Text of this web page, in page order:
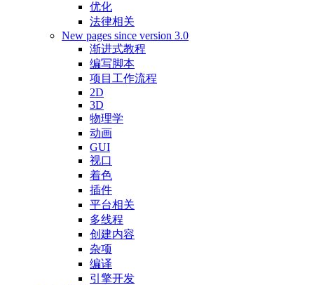
优化
法律相关
New pages since version 3.0
渐进式教程
编写脚本
项目工作流程
2D
3D
物理学
动画
GUI
视口
着色
插件
平台相关
多线程
创建内容
杂项
编译
引擎开发